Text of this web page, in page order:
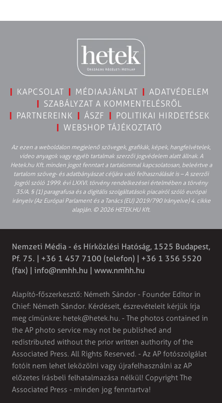
KAPCSOLAT MÉDIAAJÁNLAT
ADATVÉDELEM
SZABÁLYZAT A KOMMENTELÉSRŐL
PARTNEREINK
ÁSZF
POLITIKAI HIRDETÉSEK
WEBSHOP TÁJÉKOZTATÓ
Az ezen a weboldalon megjelenő szövegek, grafikák, képek, hangfelvételek,
video anyagok vagy egyéb tartalmak szerzői jogvédelem alatt állnak. A
Hetek.hu Kft. minden jogot fenntart a tartalommal kapcsolatosan, beleértve a
tartalom szöveg- és adatbányászat céljára való felhasználását is – A szerzői
jogról szóló 1999. évi LXXVI. törvény rendelkezései értelmében a törvény
35/A. § (1) paragrafusa és a digitális szolgáltatások piacairól szóló európai
irányelv (Az Európai Parlament és a Tanács (EU) 2019/790 Irányelve) 4. cikke
alapján. © 2026 HETEK.HU Kft.
Nemzeti Média - és Hírközlési Hatóság, 1525 Budapest,
Pf. 75. | +36 1 457 7100 (telefon) | +36 1 356 5520
(fax) | info@nmhh.hu | www.nmhh.hu
Alapító-főszerkesztő: Németh Sándor - Founder Editor in
Chief: Németh Sándor. Kérdéseit, észrevételeit kérjük írja
meg címünkre: hetek@hetek.hu. - The photos contained in
the AP photo service may not be published and
redistributed without the prior written authority of the
Associated Press. All Rights Reserved. - Az AP fotószolgálat
fotóit nem lehet leközölni vagy újrafelhasználni az AP
előzetes írásbeli felhatalmazása nélkül! Copyright The
Associated Press - minden jog fenntartva!